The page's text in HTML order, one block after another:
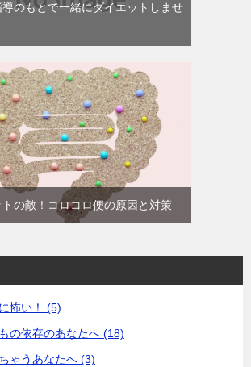
導のもとで一緒にダイエットしませ
トの敵！コロコロ便の原因と対策
怖い！ (5)
の依存のあなたへ (18)
ゃうあなたへ (3)